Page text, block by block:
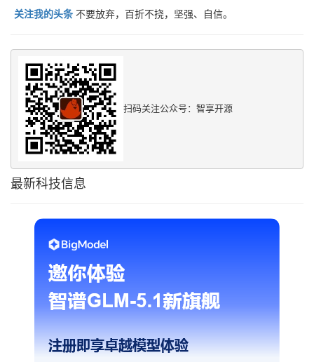
关注我的头条 不要放弃，百折不挠，坚强、自信。
扫码关注公众号：智享开源
最新科技信息